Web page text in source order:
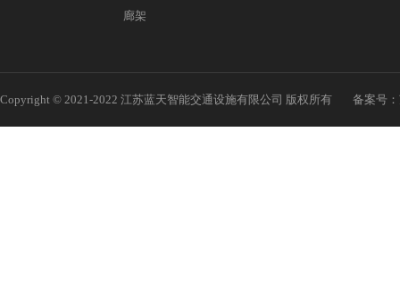
廊架
Copyright © 2021-2022 江苏蓝天智能交通设施有限公司 版权所有 备案号